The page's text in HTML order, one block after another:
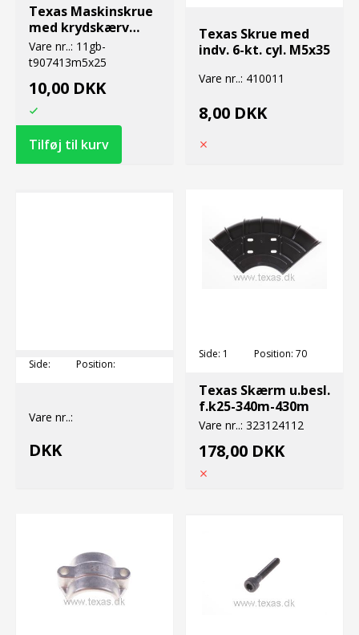
Texas Maskinskrue
med krydskærv
M5x25
Vare nr..: 11gb-
t907413m5x25
10,00 DKK
Texas Skrue med
indv. 6-kt. cyl. M5x35
Vare nr..: 410011
8,00 DKK
Side: Position:
Vare nr..:
DKK
Side: 1 Position: 70
Texas Skærm u.besl.
f.k25-340m-430m
Vare nr..: 323124112
178,00 DKK